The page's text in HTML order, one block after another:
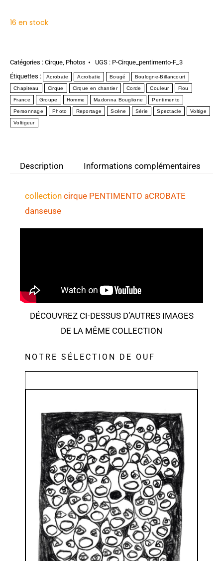
16 en stock
Catégories : Cirque, Photos UGS : P-Cirque_pentimento-F_3
Étiquettes :
Acrobate Acrobatie Bougé Boulogne-Billancourt
Chapiteau Cirque Cirque en chantier Corde Couleur Flou
France Groupe Homme Madonna Bouglione Pentimento
Personnage Photo Reportage Scène Série Spectacle Voltige
Voltigeur
Description Informations complémentaires
collection cirque PENTIMENTO aCROBATE
danseuse
DÉCOUVREZ CI-DESSUS D’AUTRES IMAGES
DE LA MÊME COLLECTION
NOTRE SÉLECTION DE OUF